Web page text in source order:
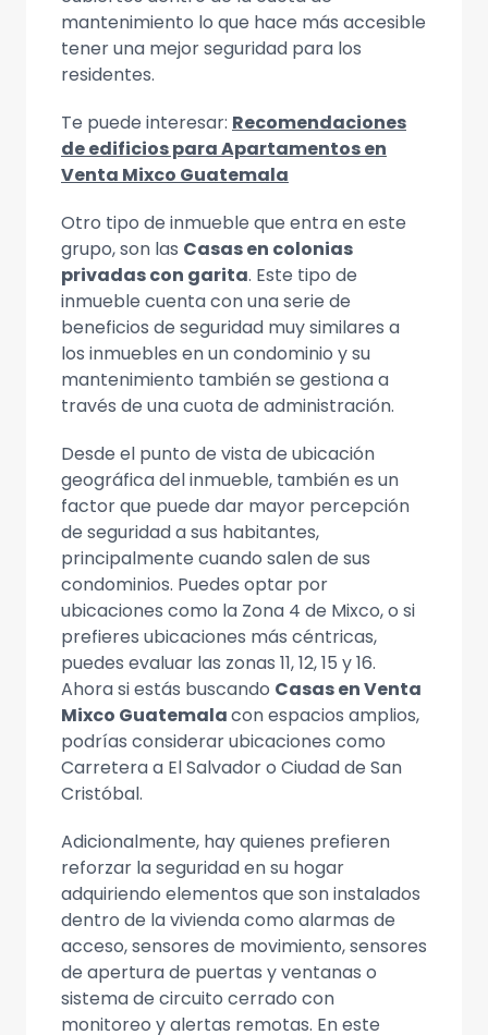
mantenimiento lo que hace más accesible
tener una mejor seguridad para los
residentes.
Te puede interesar: Recomendaciones
de edificios para Apartamentos en
Venta Mixco Guatemala
Otro tipo de inmueble que entra en este
grupo, son las Casas en colonias
privadas con garita. Este tipo de
inmueble cuenta con una serie de
beneficios de seguridad muy similares a
los inmuebles en un condominio y su
mantenimiento también se gestiona a
través de una cuota de administración.
Desde el punto de vista de ubicación
geográfica del inmueble, también es un
factor que puede dar mayor percepción
de seguridad a sus habitantes,
principalmente cuando salen de sus
condominios. Puedes optar por
ubicaciones como la Zona 4 de Mixco, o si
prefieres ubicaciones más céntricas,
puedes evaluar las zonas 11, 12, 15 y 16.
Ahora si estás buscando Casas en Venta
Mixco Guatemalacon espacios amplios,
podrías considerar ubicaciones como
Carretera a El Salvador o Ciudad de San
Cristóbal.
Adicionalmente, hay quienes prefieren
reforzar la seguridad en su hogar
adquiriendo elementos que son instalados
dentro de la vivienda como alarmas de
acceso, sensores de movimiento, sensores
de apertura de puertas y ventanas o
sistema de circuito cerrado con
monitoreo y alertas remotas. En este